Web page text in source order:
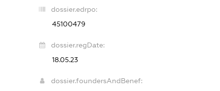
dossier.edrpo:
45100479
dossier.regDate:
18.05.23
dossier.foundersAndBenef: